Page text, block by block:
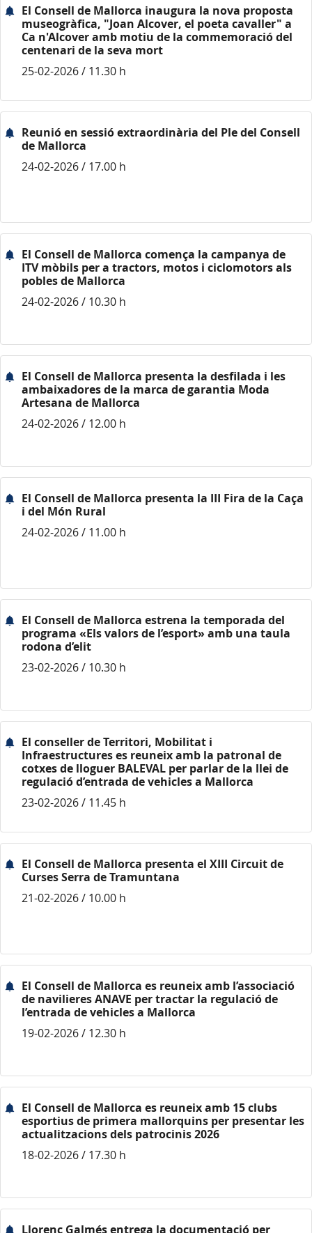
El Consell de Mallorca inaugura la nova proposta
museogràfica, "Joan Alcover, el poeta cavaller" a
Ca n'Alcover amb motiu de la commemoració del
centenari de la seva mort
25-02-2026 / 11.30 h
Reunió en sessió extraordinària del Ple del Consell
de Mallorca
24-02-2026 / 17.00 h
El Consell de Mallorca comença la campanya de
ITV mòbils per a tractors, motos i ciclomotors als
pobles de Mallorca
24-02-2026 / 10.30 h
El Consell de Mallorca presenta la desfilada i les
ambaixadores de la marca de garantia Moda
Artesana de Mallorca
24-02-2026 / 12.00 h
El Consell de Mallorca presenta la III Fira de la Caça
i del Món Rural
24-02-2026 / 11.00 h
El Consell de Mallorca estrena la temporada del
programa «Els valors de l’esport» amb una taula
rodona d’elit
23-02-2026 / 10.30 h
El conseller de Territori, Mobilitat i
Infraestructures es reuneix amb la patronal de
cotxes de lloguer BALEVAL per parlar de la llei de
regulació d’entrada de vehicles a Mallorca
23-02-2026 / 11.45 h
El Consell de Mallorca presenta el XIII Circuit de
Curses Serra de Tramuntana
21-02-2026 / 10.00 h
El Consell de Mallorca es reuneix amb l’associació
de navilieres ANAVE per tractar la regulació de
l’entrada de vehicles a Mallorca
19-02-2026 / 12.30 h
El Consell de Mallorca es reuneix amb 15 clubs
esportius de primera mallorquins per presentar les
actualitzacions dels patrocinis 2026
18-02-2026 / 17.30 h
Llorenç Galmés entrega la documentació per